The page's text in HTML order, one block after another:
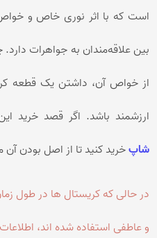
است که با اثر نوری خاص و خواص
بین علاقه‌مندان به جواهرات
از خواص آن، داشتن یک قطعه
ارزشمند باشد. اگر قصد خرید
شاپخرید کنید تا از اصل بودن
در حالی که کریستال ها در طول
و عاطفی استفاده شده اند،